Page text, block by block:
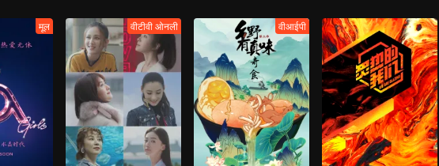
मूल वीटीवी ओनली वीआईपी